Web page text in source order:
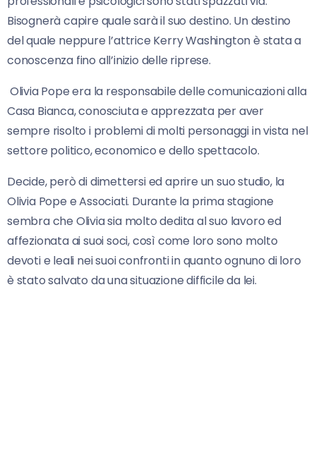
Bisognerà capire quale sarà il suo destino. Un destino
del quale neppure l’attrice Kerry Washington è stata a
conoscenza fino all’inizio delle riprese.
Olivia Pope era la responsabile delle comunicazioni alla
Casa Bianca, conosciuta e apprezzata per aver
sempre risolto i problemi di molti personaggi in vista nel
settore politico, economico e dello spettacolo.
Decide, però di dimettersi ed aprire un suo studio, la
Olivia Pope e Associati. Durante la prima stagione
sembra che Olivia sia molto dedita al suo lavoro ed
affezionata ai suoi soci, così come loro sono molto
devoti e leali nei suoi confronti in quanto ognuno di loro
è stato salvato da una situazione difficile da lei.